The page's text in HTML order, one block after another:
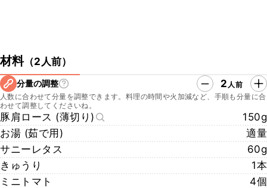
材料（2人前）
分量の調整 2 人前
人数に合わせて分量を調整できます。料理の時間や火加減など、手順も分量に合
わせて調整してくださいね。
豚肩ロース (薄切り)
150g
お湯 (茹で用)
適量
サニーレタス
60g
きゅうり
1本
ミニトマト
4個